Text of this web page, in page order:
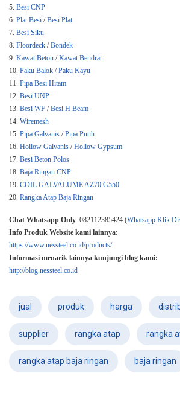
5. Besi CNP
6. Plat Besi /Besi Plat
7. Besi Siku
8. Floordeck /Bondek
9. Kawat Beton /Kawat Bendrat
10. Paku Balok /Paku Kayu
11. Pipa Besi Hitam
12. Besi UNP
13. Besi WF /Besi H Beam
14. Wiremesh
15. Pipa Galvanis /Pipa Putih
16. Hollow Galvanis /Hollow Gypsum
17. Besi Beton Polos
18. Baja Ringan CNP
19. COIL GALVALUME AZ70 G550
20. Rangka Atap Baja Ringan
Chat Whatsapp Only: 082112385424 (Whatsapp Klik
Info Produk Website kami lainnya:
https://www.nessteel.co.id/products/
Informasi menarik lainnya kunjungi blog kami:
http://blog.nessteel.co.id
jual produk harga
supplier rangka atap rangka
rangka atap baja ringan baja ringan